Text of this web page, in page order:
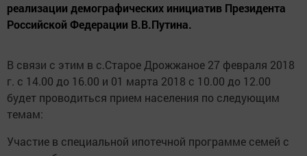
реализации демографических инициатив Президента
Российской Федерации В.В.Путина.
В связи с этим в с.Старое Дрожжаное 27 февраля 2018
г. с 14.00 до 16.00 и 01 марта 2018 с 10.00 до 12.00
будет проводиться прием населения по следующим
темам:
Участие в специальной ипотечной программе семей с